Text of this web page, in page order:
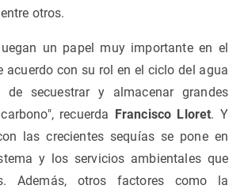
otros.
un papel muy importante en el
acuerdo con su rol en el ciclo del agua
secuestrar y almacenar grandes
recuerda Francisco Lloret. Y
las crecientes sequías se pone en
y los servicios ambientales que
Además, otros factores como la